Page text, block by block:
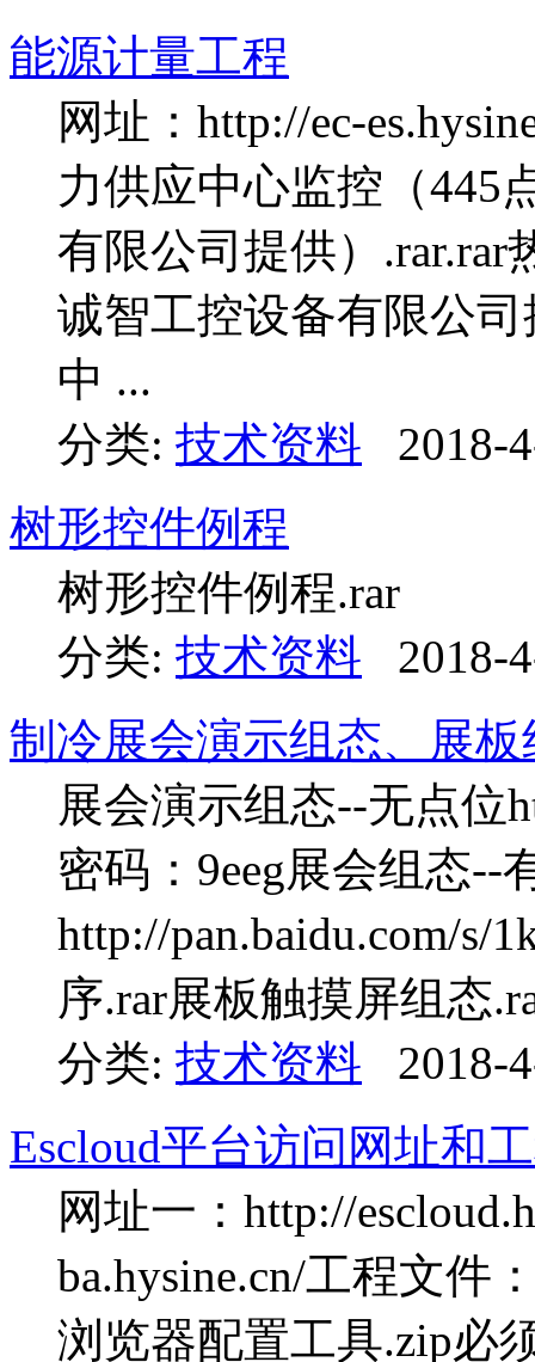
能源计量工程
网址：http://ec-
力供应中心监控（445
有限公司提供）.rar.rar
诚智工控设备有限公
中 ...
分类: 技术资料
2018-
树形控件例程
树形控件例程.rar
分类: 技术资料
2018-
制冷展会演示组态、展
展会演示组态--无点位
密码：9eeg展会组态--
http://pan.baidu.com/s/
序.rar展板触摸屏组态
分类: 技术资料
2018-
Escloud平台访问网址和
网址一：http://
ba.hysine.cn/工程文件
浏览器配置工具.zip必